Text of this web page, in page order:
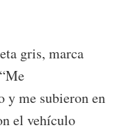
gris, marca
y me subieron en
el vehículo